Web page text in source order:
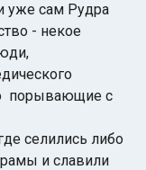
уже сам Рудра
- некое
порывающие с
селились либо
и славили